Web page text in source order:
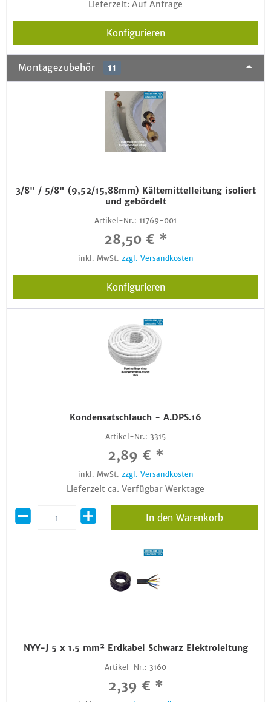
Lieferzeit: Auf Anfrage
Konfigurieren
Montagezubehör 11
3/8" / 5/8" (9,52/15,88mm) Kältemittelleitung isoliert
und gebördelt
Artikel-Nr.: 11769-001
28,50 € *
inkl. MwSt. zzgl. Versandkosten
Konfigurieren
Kondensatschlauch - A.DPS.16
Artikel-Nr.: 3315
2,89 € *
inkl. MwSt. zzgl. Versandkosten
Lieferzeit ca. Verfügbar Werktage
In den Warenkorb
NYY-J 5 x 1.5 mm² Erdkabel Schwarz Elektroleitung
Artikel-Nr.: 3160
2,39 € *